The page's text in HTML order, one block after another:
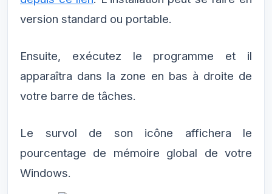
version standard ou portable.
Ensuite, exécutez le programme et il
apparaîtra dans la zone en bas à droite de
votre barre de tâches.
Le survol de son icône affichera le
pourcentage de mémoire global de votre
Windows.